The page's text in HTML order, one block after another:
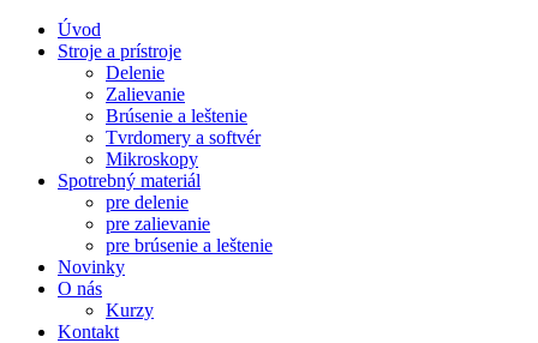
Úvod
Stroje a prístroje
Delenie
Zalievanie
Brúsenie a leštenie
Tvrdomery a softvér
Mikroskopy
Spotrebný materiál
pre delenie
pre zalievanie
pre brúsenie a leštenie
Novinky
O nás
Kurzy
Kontakt